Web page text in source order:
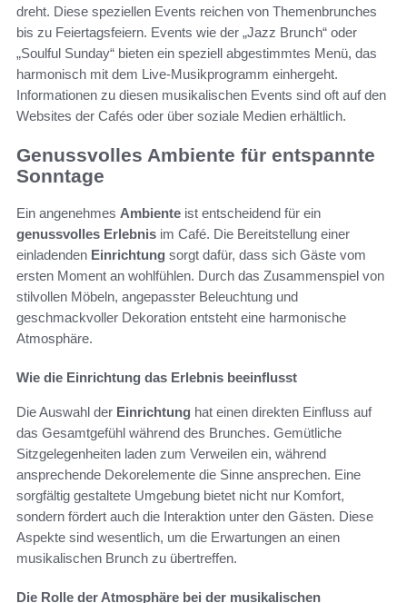
dreht. Diese speziellen Events reichen von Themenbrunches
bis zu Feiertagsfeiern. Events wie der „Jazz Brunch“ oder
„Soulful Sunday“ bieten ein speziell abgestimmtes Menü, das
harmonisch mit dem Live-Musikprogramm einhergeht.
Informationen zu diesen musikalischen Events sind oft auf den
Websites der Cafés oder über soziale Medien erhältlich.
Genussvolles Ambiente für entspannte
Sonntage
Ein angenehmes Ambiente ist entscheidend für ein
genussvolles Erlebnis im Café. Die Bereitstellung einer
einladenden Einrichtung sorgt dafür, dass sich Gäste vom
ersten Moment an wohlfühlen. Durch das Zusammenspiel von
stilvollen Möbeln, angepasster Beleuchtung und
geschmackvoller Dekoration entsteht eine harmonische
Atmosphäre.
Wie die Einrichtung das Erlebnis beeinflusst
Die Auswahl der Einrichtung hat einen direkten Einfluss auf
das Gesamtgefühl während des Brunches. Gemütliche
Sitzgelegenheiten laden zum Verweilen ein, während
ansprechende Dekorelemente die Sinne ansprechen. Eine
sorgfältig gestaltete Umgebung bietet nicht nur Komfort,
sondern fördert auch die Interaktion unter den Gästen. Diese
Aspekte sind wesentlich, um die Erwartungen an einen
musikalischen Brunch zu übertreffen.
Die Rolle der Atmosphäre bei der musikalischen